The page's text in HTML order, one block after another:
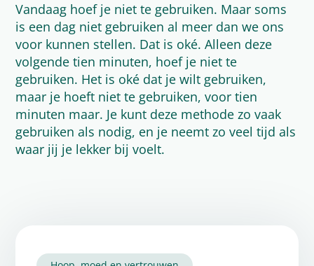
Vandaag hoef je niet te gebruiken. Maar soms
is een dag niet gebruiken al meer dan we ons
voor kunnen stellen. Dat is oké. Alleen deze
volgende tien minuten, hoef je niet te
gebruiken. Het is oké dat je wilt gebruiken,
maar je hoeft niet te gebruiken, voor tien
minuten maar. Je kunt deze methode zo vaak
gebruiken als nodig, en je neemt zo veel tijd als
waar jij je lekker bij voelt.